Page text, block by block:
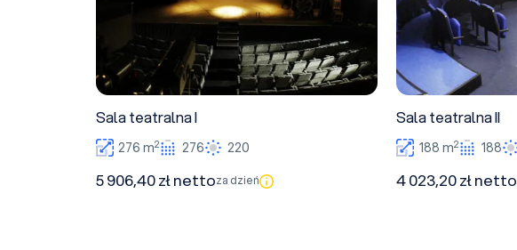
Sala teatralna I
276 m2 276 220
5 906,40 zł nettoza dzień
Sala teatralna II
188 m2 188
4 023,20 zł netto